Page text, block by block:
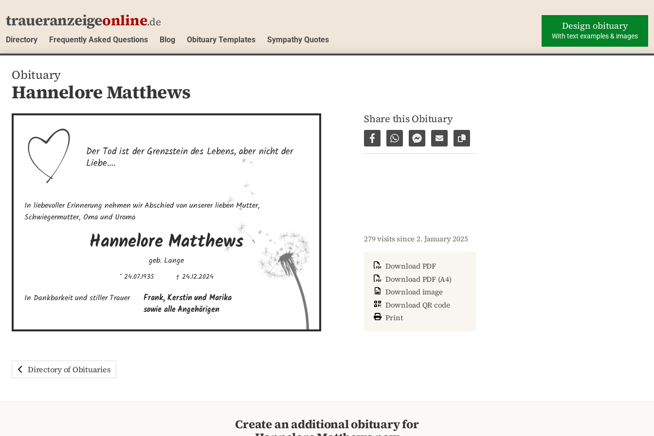
traueranzeigeonline.de
Directory Frequently Asked Questions Blog Obituary Templates Sympathy Quotes
Design obituary
With text examples & images
Obituary
Hannelore Matthews
Der Tod ist der Grenzstein des Lebens, aber nicht der
Liebe….
In liebevoller Erinnerung nehmen wir Abschied von unserer lieben Mutter,
Schwiegermutter, Oma und Uroma
Hannelore Matthews
geb. Lange
* 24.07.1935 † 24.12.2024
In Dankbarkeit und stiller Trauer
Frank, Kerstin und Marika
sowie alle Angehörigen
Share this Obituary
Share on Facebook
Share via WhatsApp
Share via Facebook Messenger
Share via E-Mail
Copy link to page
279 visits since 2. January 2025
Download PDF
Download PDF (A4)
Download image
Download QR code
Print
Directory of Obituaries
Create an additional obituary for